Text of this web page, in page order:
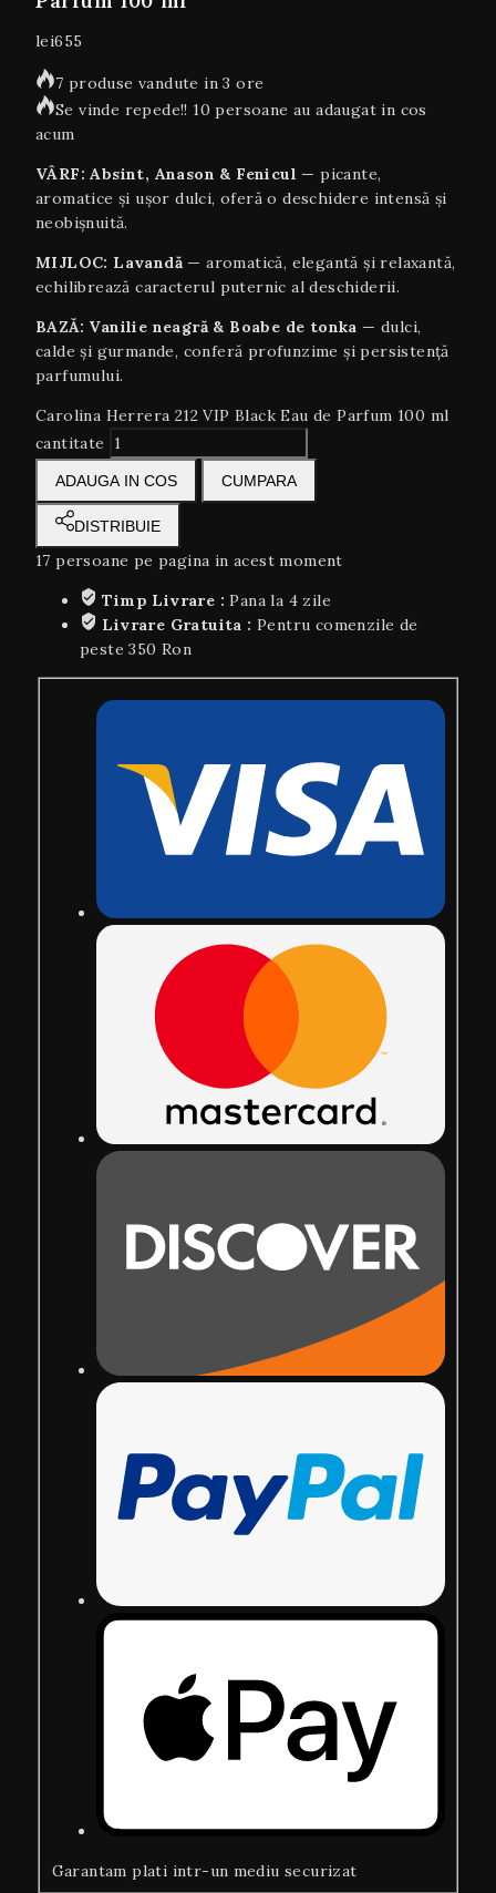
lei655
7 produse vandute in 3 ore
Se vinde repede!! 10 persoane au adaugat in cos
acum
VÂRF: Absint, Anason & Fenicul — picante,
aromatice și ușor dulci, oferă o deschidere intensă și
neobișnuită.
MIJLOC: Lavandă — aromatică, elegantă și relaxantă,
echilibrează caracterul puternic al deschiderii.
BAZĂ: Vanilie neagră & Boabe de tonka — dulci,
calde și gurmande, conferă profunzime și persistență
parfumului.
Carolina Herrera 212 VIP Black Eau de Parfum 100 ml
cantitate
ADAUGA IN COS CUMPARA
DISTRIBUIE
17 persoane pe pagina in acest moment
Timp Livrare :Pana la 4 zile
Livrare Gratuita :Pentru comenzile de
peste 350 Ron
Garantam plati intr-un mediu securizat